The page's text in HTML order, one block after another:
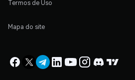
Termos de Uso
Mapa do site